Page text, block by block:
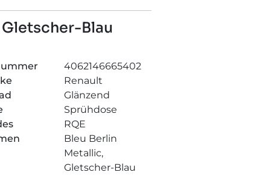
Blau
4062146665402
Renault
Glänzend
Sprühdose
RQE
Bleu Berlin
Metallic,
Gletscher-Blau